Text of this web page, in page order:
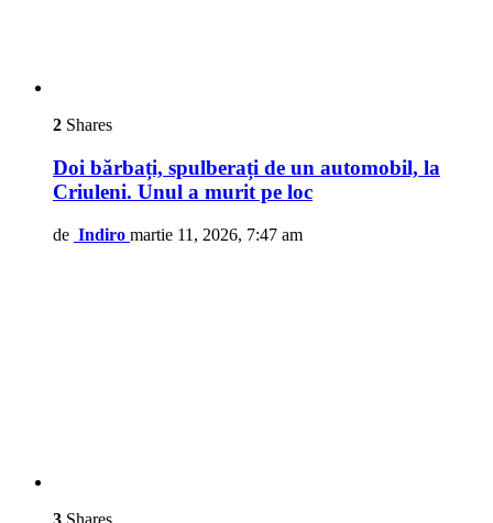
2 Shares
Doi bărbați, spulberați de un automobil, la
Criuleni. Unul a murit pe loc
de Indiro martie 11, 2026, 7:47 am
3 Shares